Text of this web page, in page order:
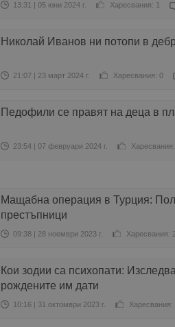
13:31 | 05 юни 2024 г. Харесвания: 1
Николай Иванов ни потопи в
21:07 | 23 март 2024 г. Харесвания: 0
Педофили се правят на деца в
23:54 | 07 февруари 2024 г.
Мащабна операция в Турция:
престъпници
09:38 | 28 ноември 2023 г. Харесвания: 2
Кои зодии са психопати:
рождените им дати
10:16 | 31 октомври 2023 г. Харесвания: